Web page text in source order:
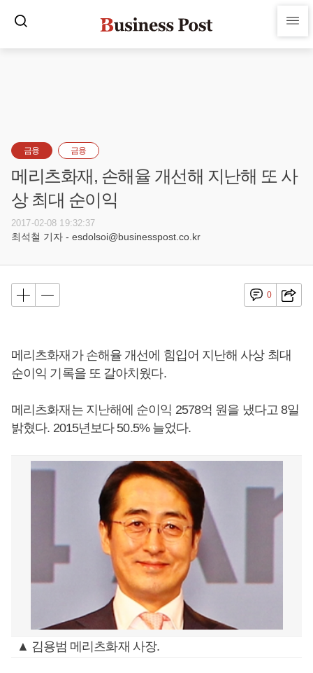
금융 금융
메리츠화재, 손해율 개선해 지난해 또 사
상 최대 순이익
2017-02-08 19:32:37
최석철 기자 - esdolsoi@businesspost.co.kr
0
메리츠화재가 손해율 개선에 힘입어 지난해 사상 최대
순이익 기록을 또 갈아치웠다.
메리츠화재는 지난해에 순이익 2578억 원을 냈다고 8일
밝혔다. 2015년보다 50.5% 늘었다.
▲ 김용범 메리츠화재 사장.